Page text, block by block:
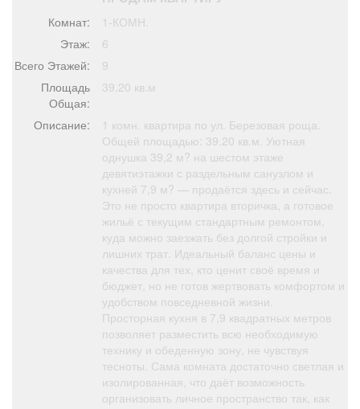
Обучение
Я - пенсионер
Комнат:
1-КОМН.
Этаж:
6
Всего Этажей:
9
Площадь
Общая:
39.20 кв.м
Описание:
1 комн. квартира по ул. Березовая роща.
Общей площадью: 39.20 кв.м. Уютная
однушка 39,2 м? на шестом этаже
девятиэтажки с раздельным санузлом и
кухней 7,9 м? — продаётся здесь и сейчас.
Это не просто квартира вторичка, а готовое
жильё с текущим стандартным ремонтом,
куда можно заезжать без долгой стройки и
лишних трат. Идеальный баланс цены и
качества для тех, кто ценит своё время и
бюджет, но не готов жертвовать комфортом и
удобством повседневной жизни.
Просторная кухня в 7,9 квадратных метров
позволяет разместить всю необходимую
технику и обеденную зону, не чувствуя
тесноты. Сама комната достаточно светлая и
изолированная, что даёт возможность
организовать личное пространство так, как